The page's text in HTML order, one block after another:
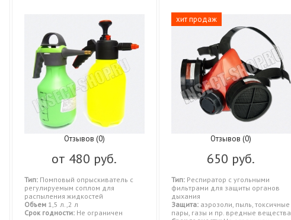
Отзывов (0)
от 480 руб.
Тип: Помповый опрыскиватель с
регулируемым соплом для
распыления жидкостей
Объем 1,5 л.,2 л
Срок годности: Не ограничен
хит продаж
Отзывов (0)
650 руб.
Тип:Респиратор с угольными
фильтрами для защиты органов
дыхания
Защита:аэрозоли, пыль, токсичные
пары, газы и пр. вредные вещества